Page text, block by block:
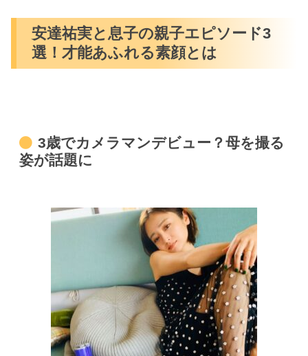
安達祐実と息子の親子エピソード3
選！才能あふれる素顔とは
3歳でカメラマンデビュー？母を撮る
姿が話題に